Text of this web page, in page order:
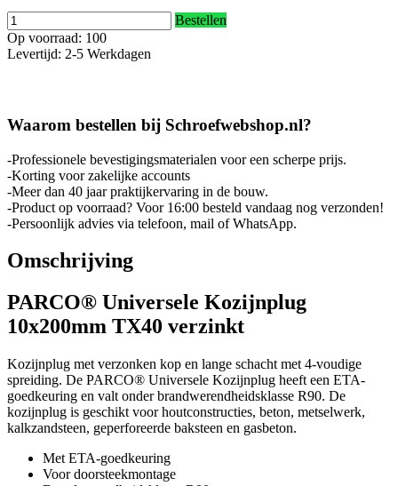
Bestellen
Op voorraad: 100
Levertijd: 2-5 Werkdagen
Waarom bestellen bij Schroefwebshop.nl?
-Professionele bevestigingsmaterialen voor een scherpe prijs.
-Korting voor zakelijke accounts
-Meer dan 40 jaar praktijkervaring in de bouw.
-Product op voorraad? Voor 16:00 besteld vandaag nog verzonden!
-Persoonlijk advies via telefoon, mail of WhatsApp.
Omschrijving
PARCO® Universele Kozijnplug
10x200mm TX40 verzinkt
Kozijnplug met verzonken kop en lange schacht met 4-voudige
spreiding. De PARCO® Universele Kozijnplug heeft een ETA-
goedkeuring en valt onder brandwerendheidsklasse R90. De
kozijnplug is geschikt voor houtconstructies, beton, metselwerk,
kalkzandsteen, geperforeerde baksteen en gasbeton.
Met ETA-goedkeuring
Voor doorsteekmontage